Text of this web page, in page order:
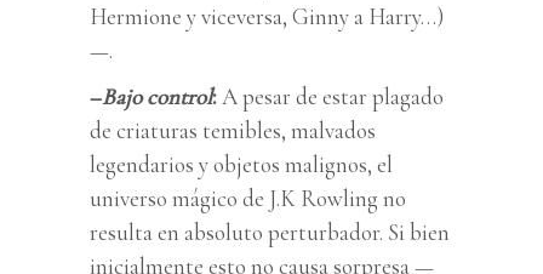
Hermione y viceversa, Ginny a Harry…)
—.
–Bajo control:A pesar de estar plagado
de criaturas temibles, malvados
legendarios y objetos malignos, el
universo mágico de J.K Rowling no
resulta en absoluto perturbador. Si bien
inicialmente esto no causa sorpresa —